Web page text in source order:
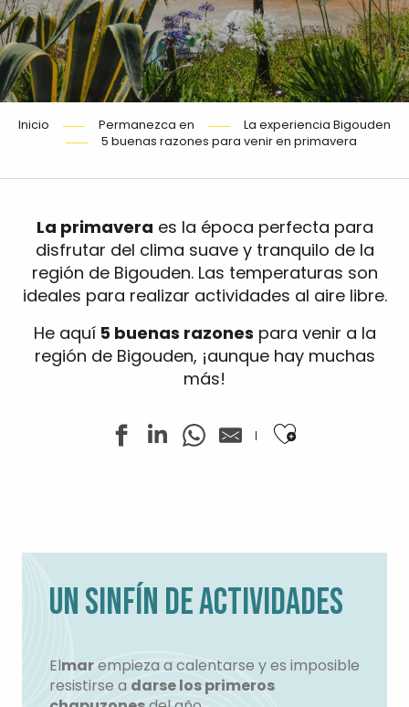
Inicio Permanezca en
La experiencia Bigouden
5 buenas razones para venir en primavera
La primavera es la época perfecta para
disfrutar del clima suave y tranquilo de la
región de Bigouden. Las temperaturas son
ideales para realizar actividades al aire libre.
He aquí5 buenas razones para venir a la
región de Bigouden, ¡aunque hay muchas
más!
Ajouter aux
UN SINFÍN DE ACTIVIDADES
Elmarempieza a calentarse y es imposible
resistirse a darse los primeros